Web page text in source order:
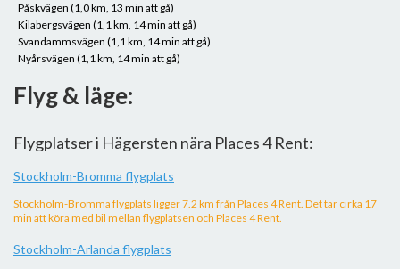
Påskvägen (1,0 km, 13 min att gå)
Kilabergsvägen (1,1 km, 14 min att gå)
Svandammsvägen (1,1 km, 14 min att gå)
Nyårsvägen (1,1 km, 14 min att gå)
Flyg & läge:
Flygplatser i Hägersten nära Places 4 Rent:
Stockholm-Bromma flygplats
Stockholm-Bromma flygplats ligger 7.2 km från Places 4 Rent. Det tar cirka 17
min att köra med bil mellan flygplatsen och Places 4 Rent.
Stockholm-Arlanda flygplats